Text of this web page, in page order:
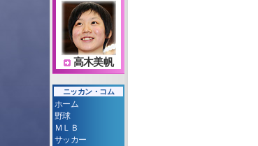
高木美帆
ニッカン・コム
ホーム
野球
ＭＬＢ
サッカー